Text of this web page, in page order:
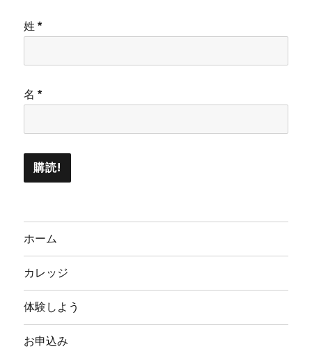
姓*
名*
ホーム
カレッジ
体験しよう
お申込み